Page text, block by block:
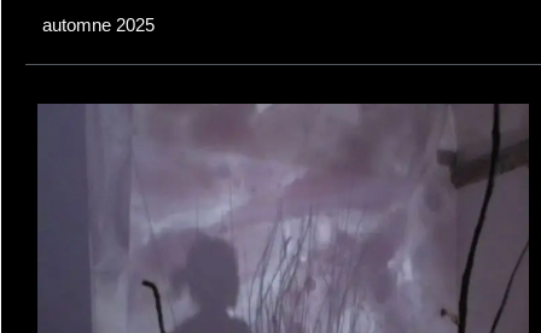
automne 2025